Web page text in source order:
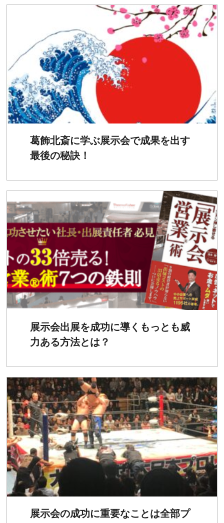
葛飾北斎に学ぶ展示会で成果を出す
最後の秘訣！
展示会出展を成功に導くもっとも威
力ある方法とは？
展示会の成功に重要なことは全部プ